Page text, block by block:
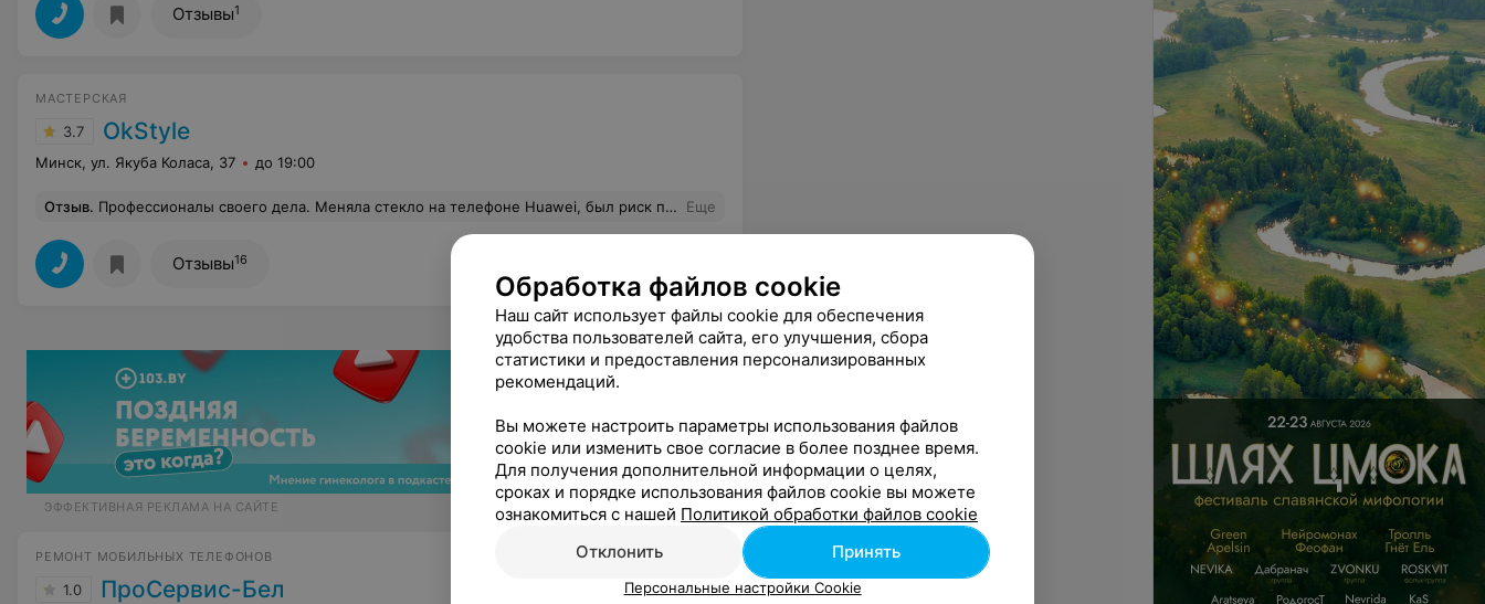
Отзывы1
МАСТЕРСКАЯ
3.7 OkStyle
Минск, ул. Якуба Коласа, 37 до 19:00
Отзыв. Профессионалы своего дела. Меняла стекло на телефоне Huawei, был риск повреждения матрицы, но сделали всё аккуратно и дешевле, чем в других местах куда я обращалась и ещё на защитное стекло предоставили скидку. Отзывы никогда не оставляю, но сейчас появилась желание это сделать, так как ребята действительно молодцы, аккуратные, вежливые, оперативные и ещё раз повторюсь профессионалы своего дела. Успехов вам и побольше довольных и благодарных клиентов. Еще
Отзывы16
ЭФФЕКТИВНАЯ РЕКЛАМА НА САЙТЕ
РЕМОНТ МОБИЛЬНЫХ ТЕЛЕФОНОВ
1.0 ПроСервис-Бел
Обработка файлов cookie
Наш сайт использует файлы cookie для обеспечения
удобства пользователей сайта, его улучшения, сбора
статистики и предоставления персонализированных
рекомендаций.
Вы можете настроить параметры использования файлов
cookie или изменить свое согласие в более позднее время.
Для получения дополнительной информации о целях,
сроках и порядке использования файлов cookie вы можете
ознакомиться с нашей Политикой обработки файлов cookie
Отклонить
Принять
Персональные настройки Cookie